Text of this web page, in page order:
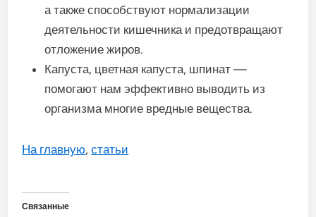
а также способствуют нормализации
деятельности кишечника и предотвращают
отложение жиров.
Капуста, цветная капуста, шпинат —
помогают нам эффективно выводить из
организма многие вредные вещества.
На главную,статьи
Связанные